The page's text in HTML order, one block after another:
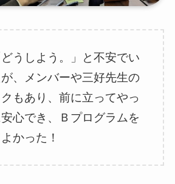
うしよう。」と不安でい
、メンバーや三好先生の
もあり、前に立ってやっ
心でき、Ｂプログラムを
かった！